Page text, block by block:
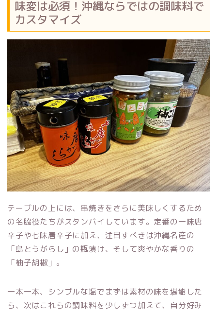
味変は必須！沖縄ならではの調味料で
カスタマイズ
テーブルの上には、串焼きをさらに美味しくするため
の名脇役たちがスタンバイしています。定番の一味唐
辛子や七味唐辛子に加え、注目すべきは沖縄名産の
「島とうがらし」の瓶漬け、そして爽やかな香りの
「柚子胡椒」。
一本一本、シンプルな塩でまずは素材の味を堪能した
ら、次はこれらの調味料を少しずつ加えて、自分好み